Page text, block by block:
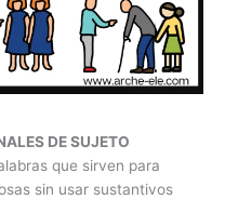
DE SUJETO
que sirven para
sin usar sustantivos